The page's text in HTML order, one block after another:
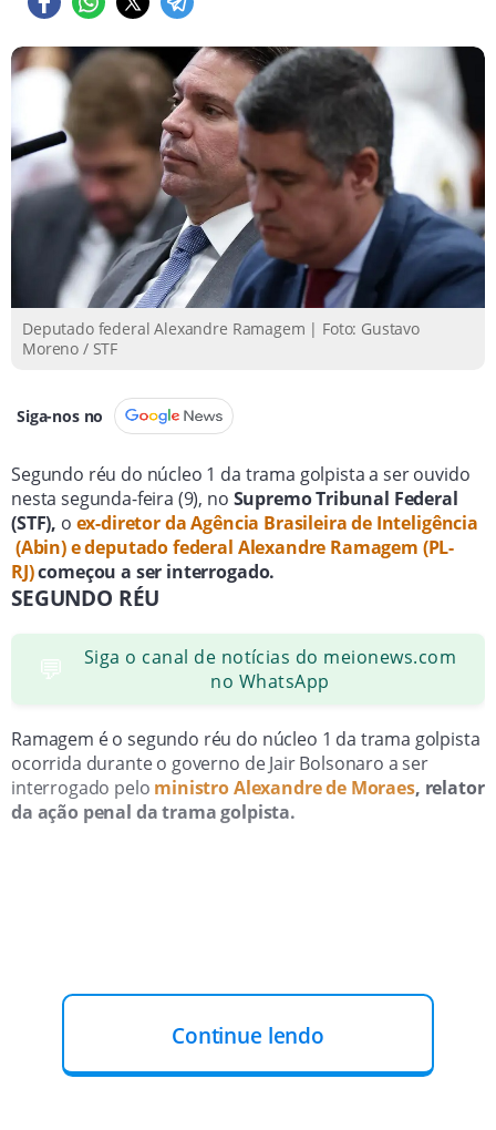
Deputado federal Alexandre Ramagem | Foto: Gustavo
Moreno / STF
Siga-nos no
Segundo réu do núcleo 1 da trama golpista a ser ouvido
nesta segunda-feira (9), no Supremo Tribunal Federal
(STF), o ex-diretor da Agência Brasileira de Inteligência
(Abin) e deputado federal Alexandre Ramagem (PL-
RJ)começou a ser interrogado.
SEGUNDO RÉU
💬
Siga o canal de notícias do meionews.com
no WhatsApp
Ramagem é o segundo réu do núcleo 1 da trama golpista
ocorrida durante o governo de Jair Bolsonaro a ser
interrogado pelo ministro Alexandre de Moraes, relator
da ação penal da trama golpista.
Continue lendo